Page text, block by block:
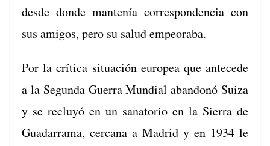
des­de donde man­tenía cor­re­spon­den­cia con
sus ami­gos, pero su salud empeoraba.
Por la críti­ca situación euro­pea que ante­cede
a la Segun­da Guer­ra Mundi­al aban­donó Suiza
y se recluyó en un sana­to­rio en la Sier­ra de
Guadar­ra­ma, cer­cana a Madrid y en 1934 le